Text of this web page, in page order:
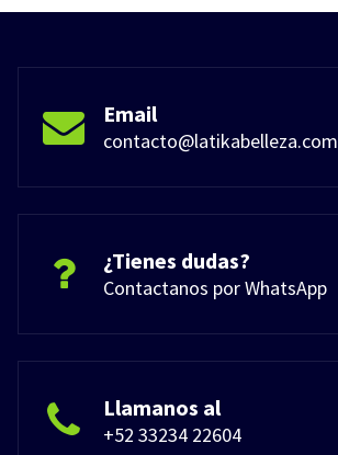
Email
contacto@latikabelleza.com
¿Tienes dudas?
Contactanos por WhatsApp
Llamanos al
+52 33234 22604